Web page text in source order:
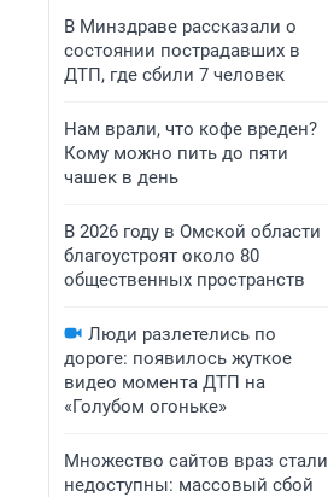
В Минздраве рассказали о
состоянии пострадавших в
ДТП, где сбили 7 человек
Нам врали, что кофе вреден?
Кому можно пить до пяти
чашек в день
В 2026 году в Омской области
благоустроят около 80
общественных пространств
Люди разлетелись по
дороге: появилось жуткое
видео момента ДТП на
«Голубом огоньке»
Множество сайтов враз стали
недоступны: массовый сбой